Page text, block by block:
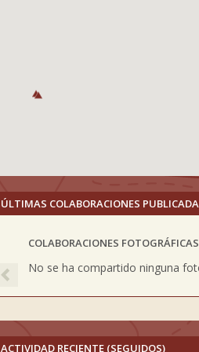
ÚLTIMAS COLABORACIONES
COLABORACIONES FOTOGRÁFICAS
No se ha compartido ninguna
Previous
ACTIVIDAD RECIENTE (SEGUIDOS)